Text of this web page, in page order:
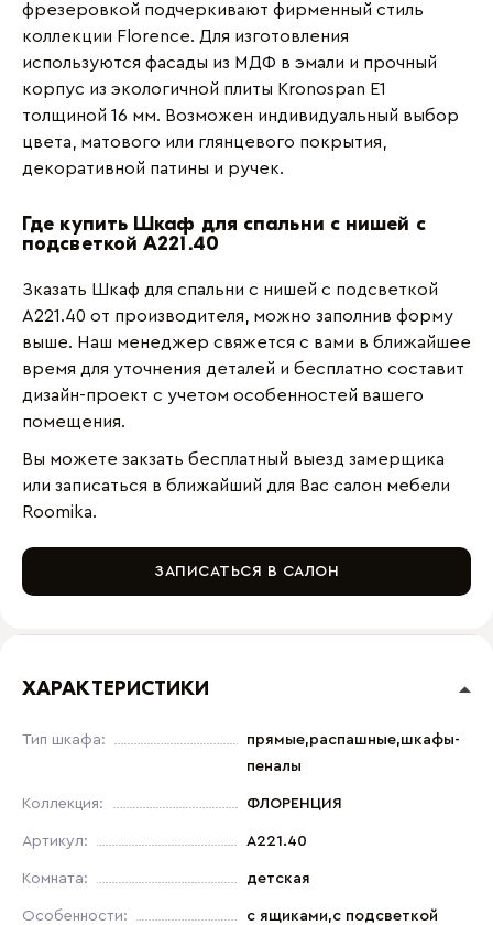
фрезеровкой подчеркивают фирменный стиль
коллекции Florence. Для изготовления
используются фасады из МДФ в эмали и прочный
корпус из экологичной плиты Kronospan Е1
толщиной 16 мм. Возможен индивидуальный выбор
цвета, матового или глянцевого покрытия,
декоративной патины и ручек.
Где купить Шкаф для спальни с нишей с
подсветкой A221.40
Зказать Шкаф для спальни с нишей с подсветкой
A221.40 от производителя, можно заполнив форму
выше. Наш менеджер свяжется с вами в ближайшее
время для уточнения деталей и бесплатно составит
дизайн-проект с учетом особенностей вашего
помещения.
Вы можете закзать бесплатный выезд замерщика
или записаться в ближайший для Вас салон мебели
Roomika.
ЗАПИСАТЬСЯ В САЛОН
ХАРАКТЕРИСТИКИ
Тип шкафа:
прямые,распашные,шкафы-
пеналы
Коллекция: ФЛОРЕНЦИЯ
Артикул: A221.40
Комната: детская
Особенности: с ящиками,с подсветкой